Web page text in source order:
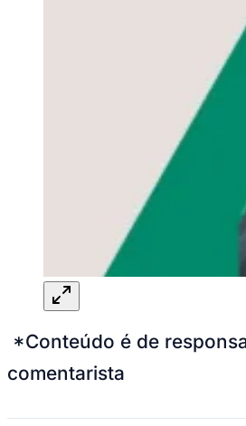
*Conteúdo é de
comentarista